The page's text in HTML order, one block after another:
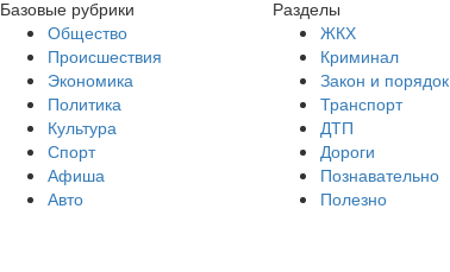
Базовые рубрики
Общество
Происшествия
Экономика
Политика
Культура
Спорт
Афиша
Авто
Разделы
ЖКХ
Криминал
Закон и порядок
Транспорт
ДТП
Дороги
Познавательно
Полезно